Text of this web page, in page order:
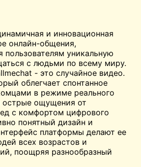
и инновационная
онлайн-общения,
пользователям уникальную
с людьми по всему миру.
- это случайное видео.
облегчает спонтанное
в режиме реального
острые ощущения от
с комфортом цифрового
понятный дизайн и
платформы делают ее
всех возрастов и
поощряя разнообразный